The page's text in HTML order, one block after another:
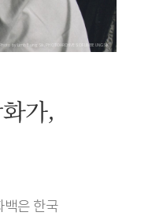
Photo by Limb Eung Sik, PHOTOARCHIVES OF LIMBEUNGSIK
가,
백은 한국